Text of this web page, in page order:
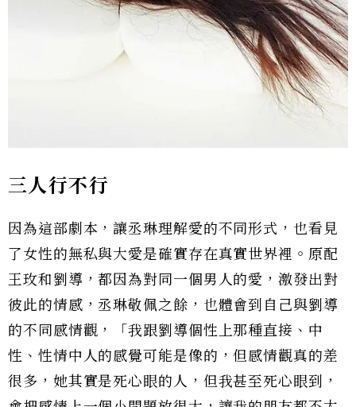
三人行不行
因為這部劇本，讓丞琳理解愛的不同形式，也看見
了女性的無私與大愛是確實存在真實世界裡。原配
王玫和劉導，都因為對同一個男人的愛，激發出對
彼此的情感，丞琳敬佩之餘，也體會到自己與劉導
的不同感情觀，「我跟劉導個性上那種直接、中
性、性情中人的感覺可能是像的，但感情觀真的差
很多，她其實是死心眼的人，但我甚至死心眼到，